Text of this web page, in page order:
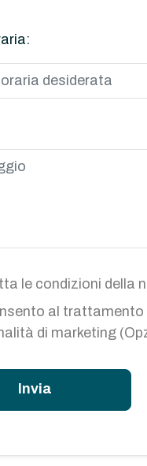
le condizioni della
al trattamento
di marketing
Invia